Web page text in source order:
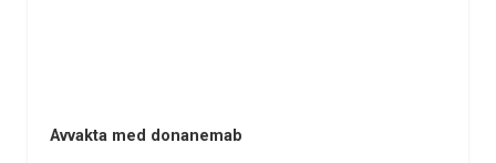
Avvakta med donanemab